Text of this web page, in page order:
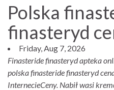
Polska
finasteryd
Friday, Aug 7, 2026
Finasteride finasteryd apteka
polska finasteride finasteryd
InternecieCeny. Nabił wasi